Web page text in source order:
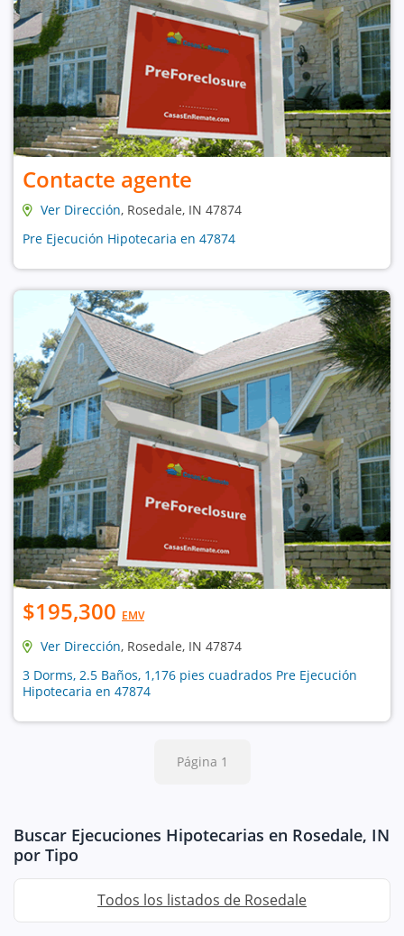
Contacte agente
Ver Dirección, Rosedale, IN 47874
Pre Ejecución Hipotecaria en 47874
$195,300 EMV
Ver Dirección, Rosedale, IN 47874
3 Dorms, 2.5 Baños, 1,176 pies cuadrados Pre Ejecución
Hipotecaria en 47874
Página 1
Buscar Ejecuciones Hipotecarias en Rosedale, IN
por Tipo
Todos los listados de Rosedale